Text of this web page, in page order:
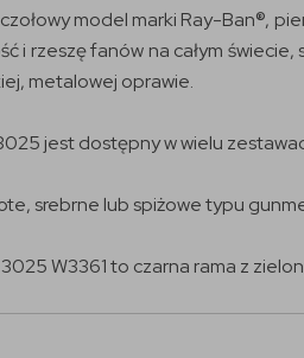
model marki Ray-Ban®,
i rzeszę fanów na całym
metalowej oprawie.
jest dostępny w wielu
srebrne lub spiżowe typu
3025 W3361 to czarna rama z